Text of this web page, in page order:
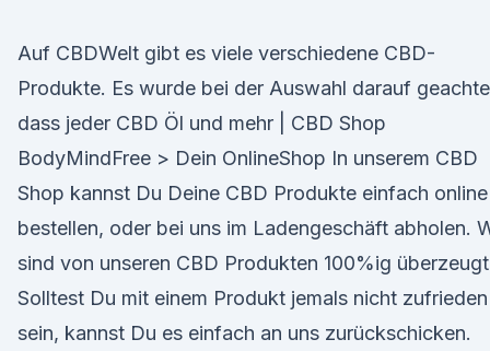
Auf CBDWelt gibt es viele verschiedene CBD-
Produkte. Es wurde bei der Auswahl darauf
dass jeder CBD Öl und mehr | CBD Shop
BodyMindFree > Dein OnlineShop In unserem CBD
Shop kannst Du Deine CBD Produkte einfach online
bestellen, oder bei uns im Ladengeschäft abholen.
sind von unseren CBD Produkten 100%ig
Solltest Du mit einem Produkt jemals nicht zufrieden
sein, kannst Du es einfach an uns zurückschicken.